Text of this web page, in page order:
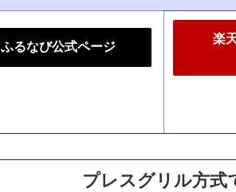
ふるなび公式ページ
楽
プレスグリル方式